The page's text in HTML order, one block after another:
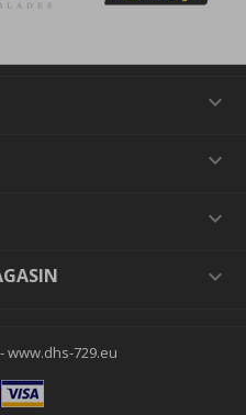




www.dhs-729.eu